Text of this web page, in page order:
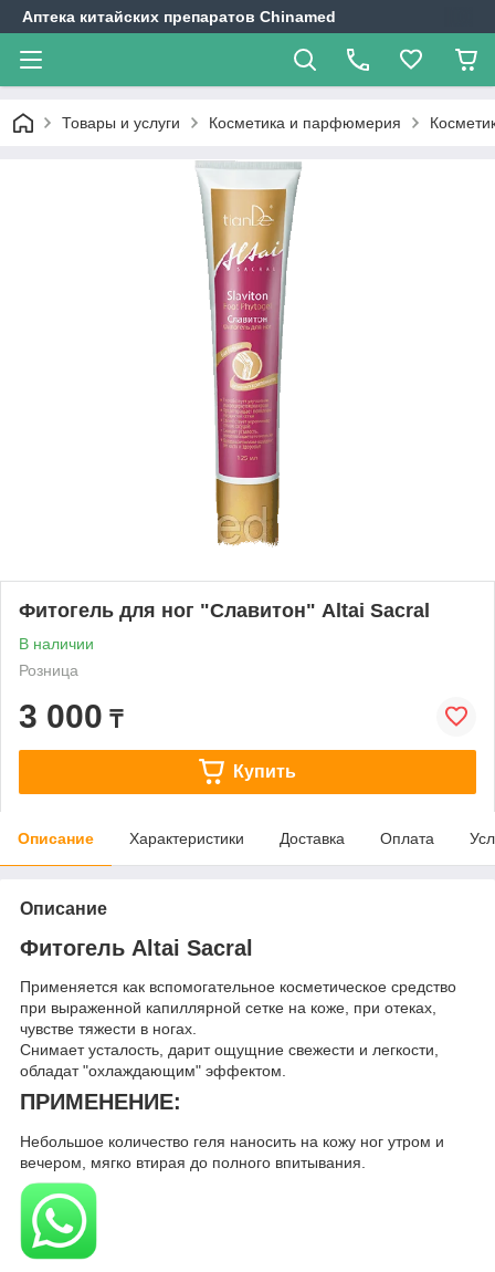
Аптека китайских препаратов Chinamed
Товары и услуги Косметика и парфюмерия
Фитогель для ног "Славитон" Altai Sacral
В наличии
Розница
3 000 ₸
Купить
Описание Характеристики Доставка Оплата
Описание
Фитогель Altai Sacral
Применяется как вспомогательное косметическое средство
при выраженной капиллярной сетке на коже, при отеках,
чувстве тяжести в ногах.
Снимает усталость, дарит ощущние свежести и легкости,
обладат "охлаждающим" эффектом.
ПРИМЕНЕНИЕ:
Небольшое количество геля наносить на кожу ног утром и
вечером, мягко втирая до полного впитывания.